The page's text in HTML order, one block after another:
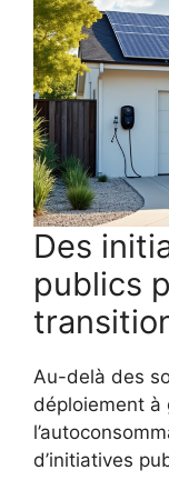
Des
publics
Au-delà des
déploiement à
d’initiatives